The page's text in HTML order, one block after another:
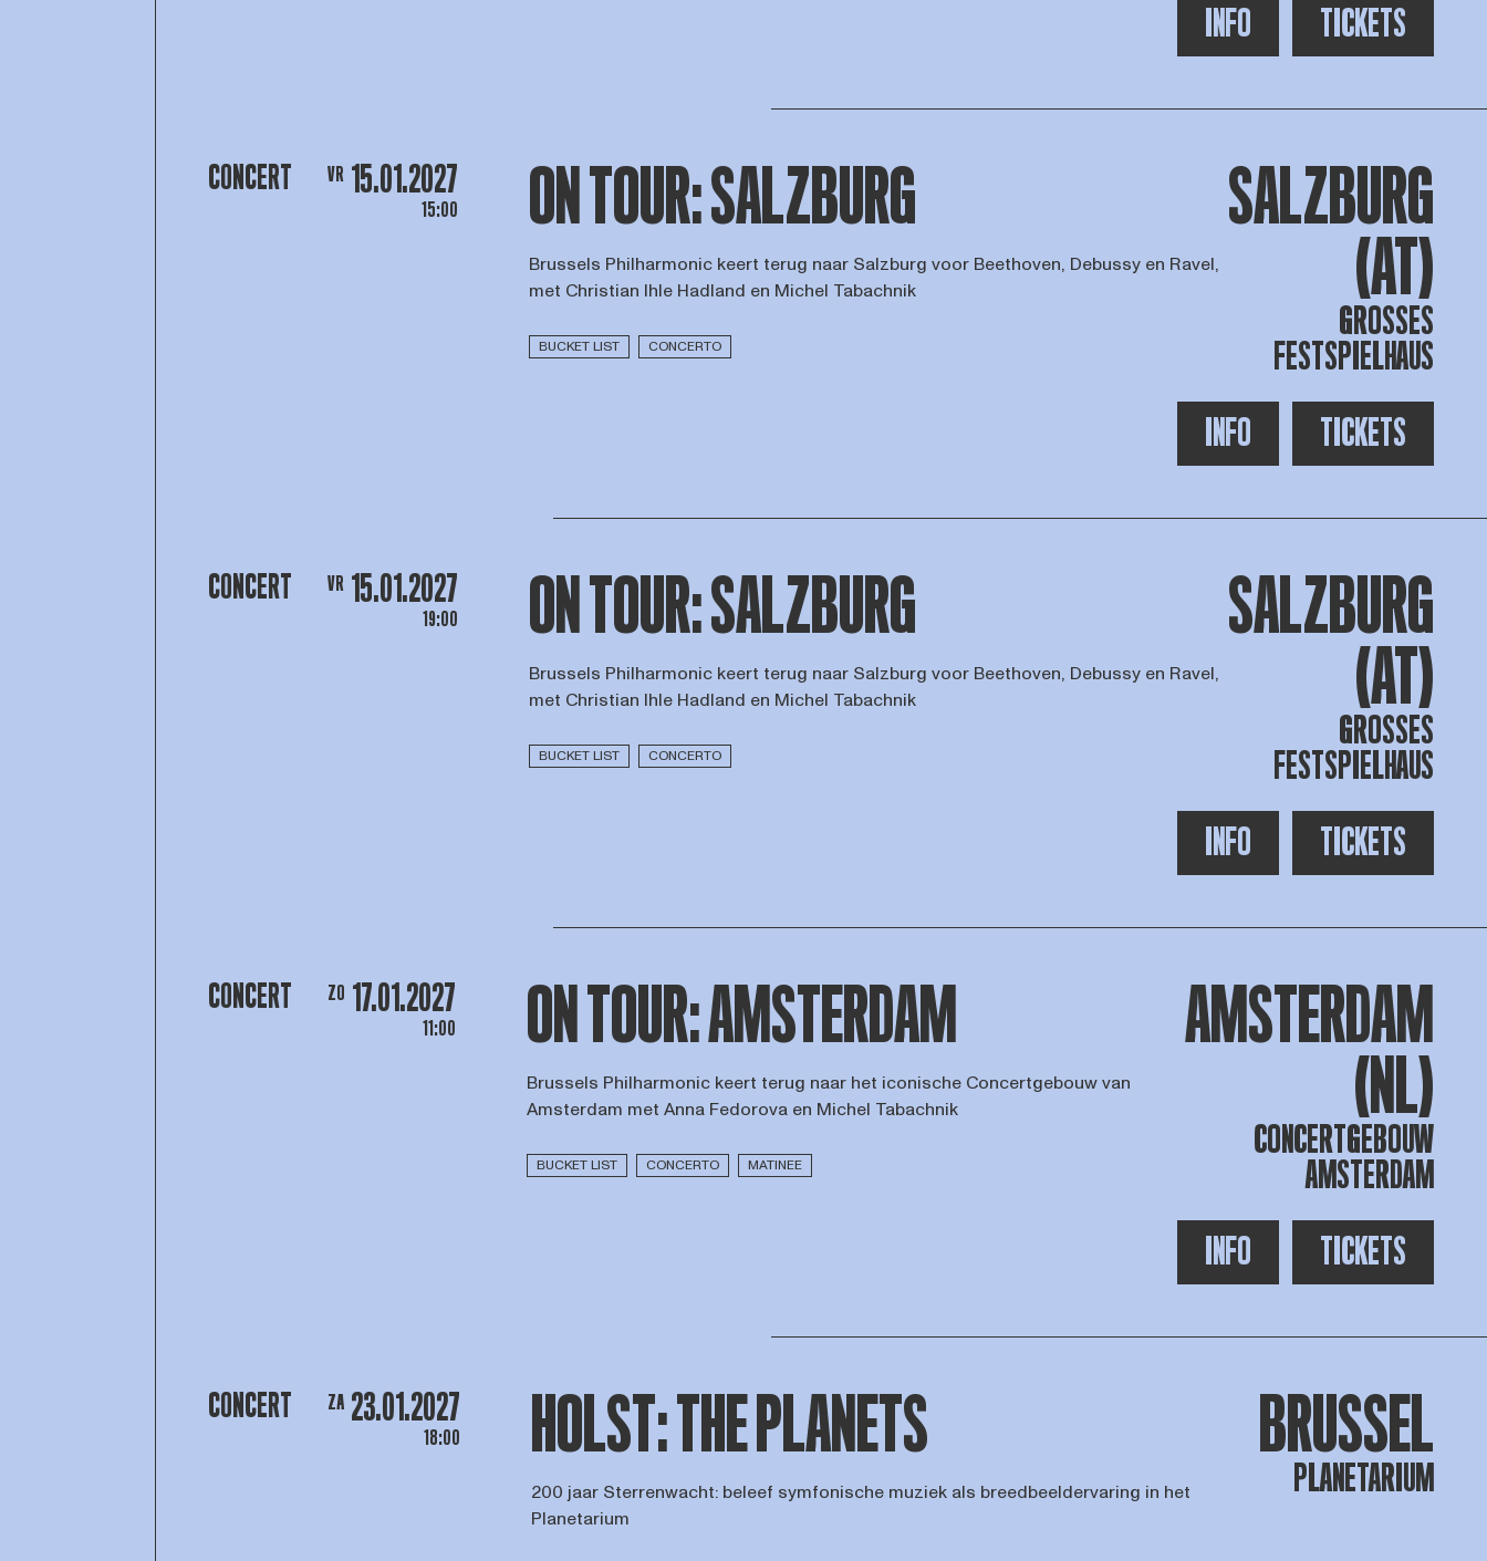
INFO TICKETS
CONCERT VR 15.01.2027
15:00 ON TOUR: SALZBURG
Brussels Philharmonic keert terug naar Salzburg voor Beethoven, Debussy en Ravel,
met Christian Ihle Hadland en Michel Tabachnik
BUCKET LIST CONCERTO
SALZBURG
(AT)
GROSSES F
ESTSPIELHAUS
INFO
TICKETS
CONCERT VR 15.01.2027
19:00 ON TOUR: SALZBURG
Brussels Philharmonic keert terug naar Salzburg voor Beethoven, Debussy en Ravel,
met Christian Ihle Hadland en Michel Tabachnik
BUCKET LIST CONCERTO
SALZBURG
(AT)
GROSSES F
ESTSPIELHAUS
INFO
TICKETS
CONCERT ZO 17.01.2027
11:00 ON TOUR: AMSTERDAM
Brussels Philharmonic keert terug naar het iconische Concertgebouw van
Amsterdam met Anna Fedorova en Michel Tabachnik
BUCKET LIST CONCERTO MATINEE
AMSTERDAM
(NL)
CONCERTGEBOUW
AMSTERDAM
INFO
TICKETS
CONCERT ZA 23.01.2027
18:00 HOLST: THE PLANETS
200 jaar Sterrenwacht: beleef symfonische muziek als breedbeeldervaring in het
Planetarium
BRUSSEL
PLANETARIUM